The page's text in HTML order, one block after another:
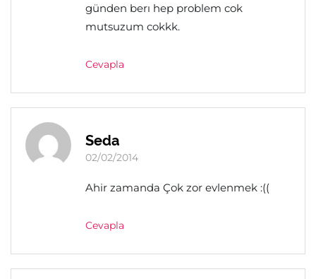
günden berı hep problem cok
mutsuzum cokkk.
Cevapla
Seda
02/02/2014
Ahir zamanda Çok zor evlenmek :((
Cevapla